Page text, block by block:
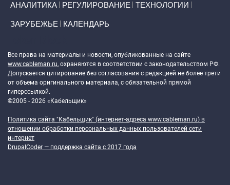
АНАЛИТИКА РЕГУЛИРОВАНИЕ ТЕХНОЛОГИИ
ЗАРУБЕЖЬЕ КАЛЕНДАРЬ
Все права на материалы и новости, опубликованные на сайте
www.cableman.ru, охраняются в соответствии с законодательством РФ.
Допускается цитирование без согласования с редакцией не более трети
от объема оригинального материала, с обязательной прямой
гиперссылкой.
©2005 - 2026 «Кабельщик»
Политика сайта "Кабельщик" (интернет-адреса www.cableman.ru) в
отношении обработки персональных данных пользователей сети
интернет
DrupalCoder — поддержка сайта c 2017 года